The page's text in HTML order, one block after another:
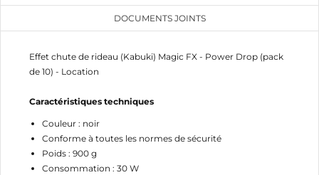
DOCUMENTS JOINTS
Effet chute de rideau (Kabuki) Magic FX - Power Drop (pack
de 10) - Location
Caractéristiques techniques
Couleur : noir
Conforme à toutes les normes de sécurité
Poids : 900 g
Consommation : 30 W
add_circle_outlineCréer une nouvelle liste
Annuler Créer une liste d'envies